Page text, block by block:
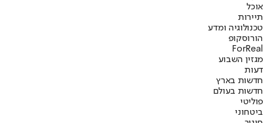
אוכל
תיירות
טכנולוגיה ומדע
הורוסקופ
ForReal
מגזין השבוע
דעות
חדשות בארץ
חדשות בעולם
פוליטי
ביטחוני